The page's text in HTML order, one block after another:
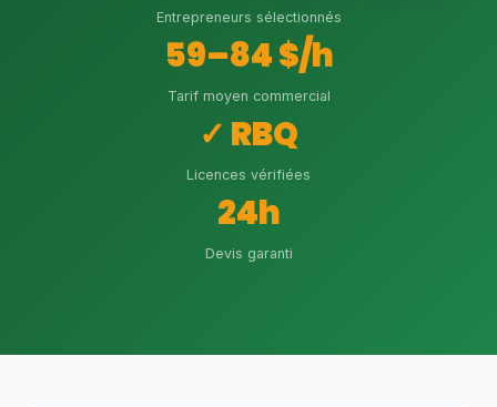
Entrepreneurs sélectionnés
59–84 $/h
Tarif moyen commercial
✓ RBQ
Licences vérifiées
24h
Devis garanti